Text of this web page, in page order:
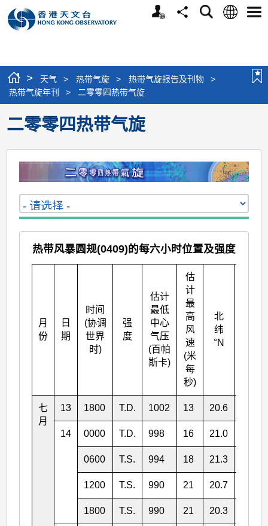
个
分
搜
语
选
> 天气 > 热带气旋 > 热带气旋报告及刊物
>
热带气旋年刊
> 二零零四热带气旋
二零零四热带气旋
热带风暴圆规(0409)的每六小时位置及强度
月
份
日
期
时间
(协调
世界
时)
强
度
估计
最低
中心
气压
(百帕
斯卡)
估
计
最
高
风
速
(米
每
秒)
北
纬
°N
七
月
13 1800 T.D. 1002 13 20.6
14 0000 T.D. 998 16 21.0
0600 T.S. 994 18 21.3
1200 T.S. 990 21 20.7
1800 T.S. 990 21 20.3